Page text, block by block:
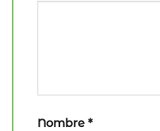
Nombre *